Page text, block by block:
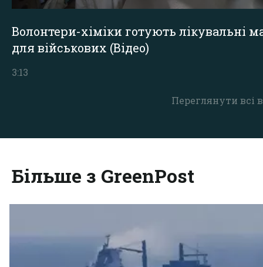
Переглянути всі
Волонтери-хіміки готують лікувальні
для військових (Відео)
3:13
Більше з GreenPost